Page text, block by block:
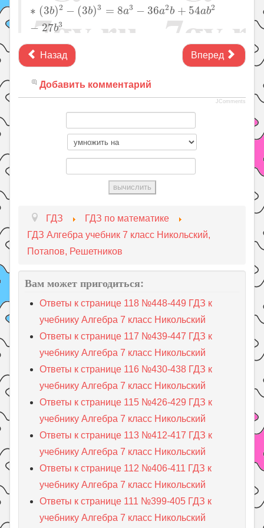
∗ (3b)2 − (3b)3 = 8a3 − 36a2b + 54ab2
−27b3
Назад Вперед
Добавить комментарий
JComments
ГДЗ
ГДЗ по математике
ГДЗ Алгебра учебник 7 класс Никольский,
Потапов, Решетников
Вам может пригодиться:
Ответы к странице 118 №448-449 ГДЗ к
учебнику Алгебра 7 класс Никольский
Ответы к странице 117 №439-447 ГДЗ к
учебнику Алгебра 7 класс Никольский
Ответы к странице 116 №430-438 ГДЗ к
учебнику Алгебра 7 класс Никольский
Ответы к странице 115 №426-429 ГДЗ к
учебнику Алгебра 7 класс Никольский
Ответы к странице 113 №412-417 ГДЗ к
учебнику Алгебра 7 класс Никольский
Ответы к странице 112 №406-411 ГДЗ к
учебнику Алгебра 7 класс Никольский
Ответы к странице 111 №399-405 ГДЗ к
учебнику Алгебра 7 класс Никольский